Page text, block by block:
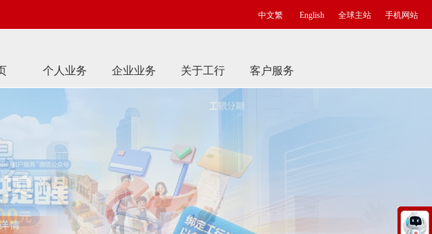
中文繁 English 全球主站 手机网站
个人业务 企业业务 关于工行 客户服务